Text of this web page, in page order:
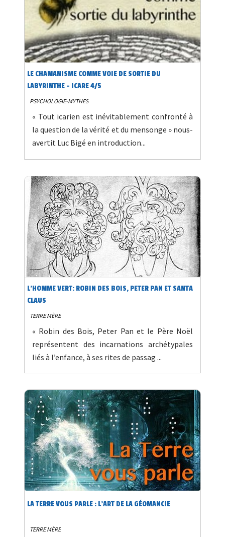
LE CHAMANISME COMME VOIE DE SORTIE DU
LABYRINTHE - ICARE 4/5
PSYCHOLOGIE-MYTHES
« Tout icarien est inévitablement confronté à
la question de la vérité et du mensonge » nous-
avertit Luc Bigé en introduction...
L'HOMME VERT: ROBIN DES BOIS, PETER PAN ET SANTA
CLAUS
TERRE MÈRE
« Robin des Bois, Peter Pan et le Père Noël
représentent des incarnations archétypales
liés à l’enfance, à ses rites de passag ...
LA TERRE VOUS PARLE : L’ART DE LA GÉOMANCIE
TERRE MÈRE